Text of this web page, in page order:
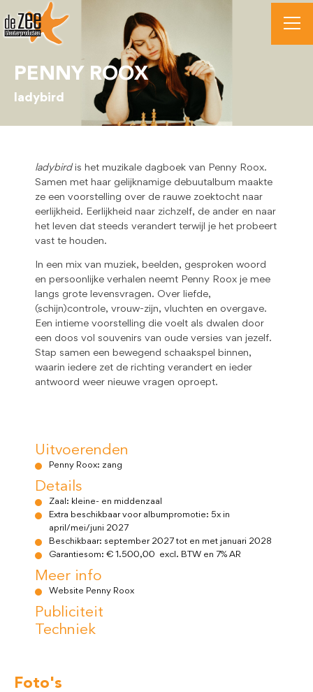
PENNY ROOX
ladybird
ladybirdis het muzikale dagboek van Penny Roox.
Samen met haar gelijknamige debuutalbum maakte
ze een voorstelling over de rauwe zoektocht naar
eerlijkheid. Eerlijkheid naar zichzelf, de ander en naar
het leven dat steeds verandert terwijl je het probeert
vast te houden.
In een mix van muziek, beelden, gesproken woord
en persoonlijke verhalen neemt Penny Roox je mee
langs grote levensvragen. Over liefde,
(schijn)controle, vrouw-zijn, vluchten en overgave.
Een intieme voorstelling die voelt als dwalen door
een doos vol souvenirs van oude versies van jezelf.
Stap samen een bewegend schaakspel binnen,
waarin iedere zet de richting verandert en ieder
antwoord weer nieuwe vragen oproept.
Uitvoerenden
Penny Roox: zang
Details
Zaal: kleine- en middenzaal
Extra beschikbaar voor albumpromotie: 5x in
april/mei/juni 2027
Beschikbaar: september 2027 tot en met januari 2028
Garantiesom: € 1.500,00 excl. BTW en 7% AR
Meer info
Website Penny Roox
Publiciteit
Techniek
Foto's